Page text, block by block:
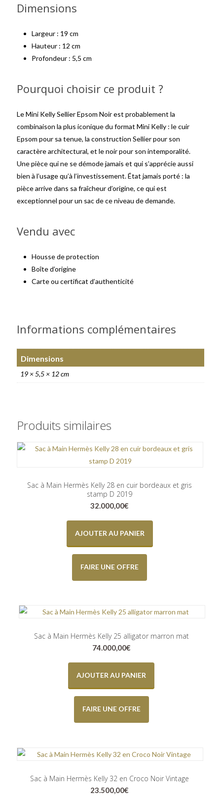
Dimensions
Largeur : 19 cm
Hauteur : 12 cm
Profondeur : 5,5 cm
Pourquoi choisir ce produit ?
Le Mini Kelly Sellier Epsom Noir est probablement la
combinaison la plus iconique du format Mini Kelly : le cuir
Epsom pour sa tenue, la construction Sellier pour son
caractère architectural, et le noir pour son intemporalité.
Une pièce qui ne se démode jamais et qui s’apprécie aussi
bien à l’usage qu’à l’investissement. État jamais porté : la
pièce arrive dans sa fraîcheur d’origine, ce qui est
exceptionnel pour un sac de ce niveau de demande.
Vendu avec
Housse de protection
Boîte d’origine
Carte ou certificat d’authenticité
Informations complémentaires
Dimensions
19 × 5,5 × 12 cm
Produits similaires
Sac à Main Hermès Kelly 28 en cuir bordeaux et gris
stamp D 2019
32.000,00€
AJOUTER AU PANIER
FAIRE UNE OFFRE
Sac à Main Hermès Kelly 25 alligator marron mat
74.000,00€
AJOUTER AU PANIER
FAIRE UNE OFFRE
Sac à Main Hermès Kelly 32 en Croco Noir Vintage
23.500,00€